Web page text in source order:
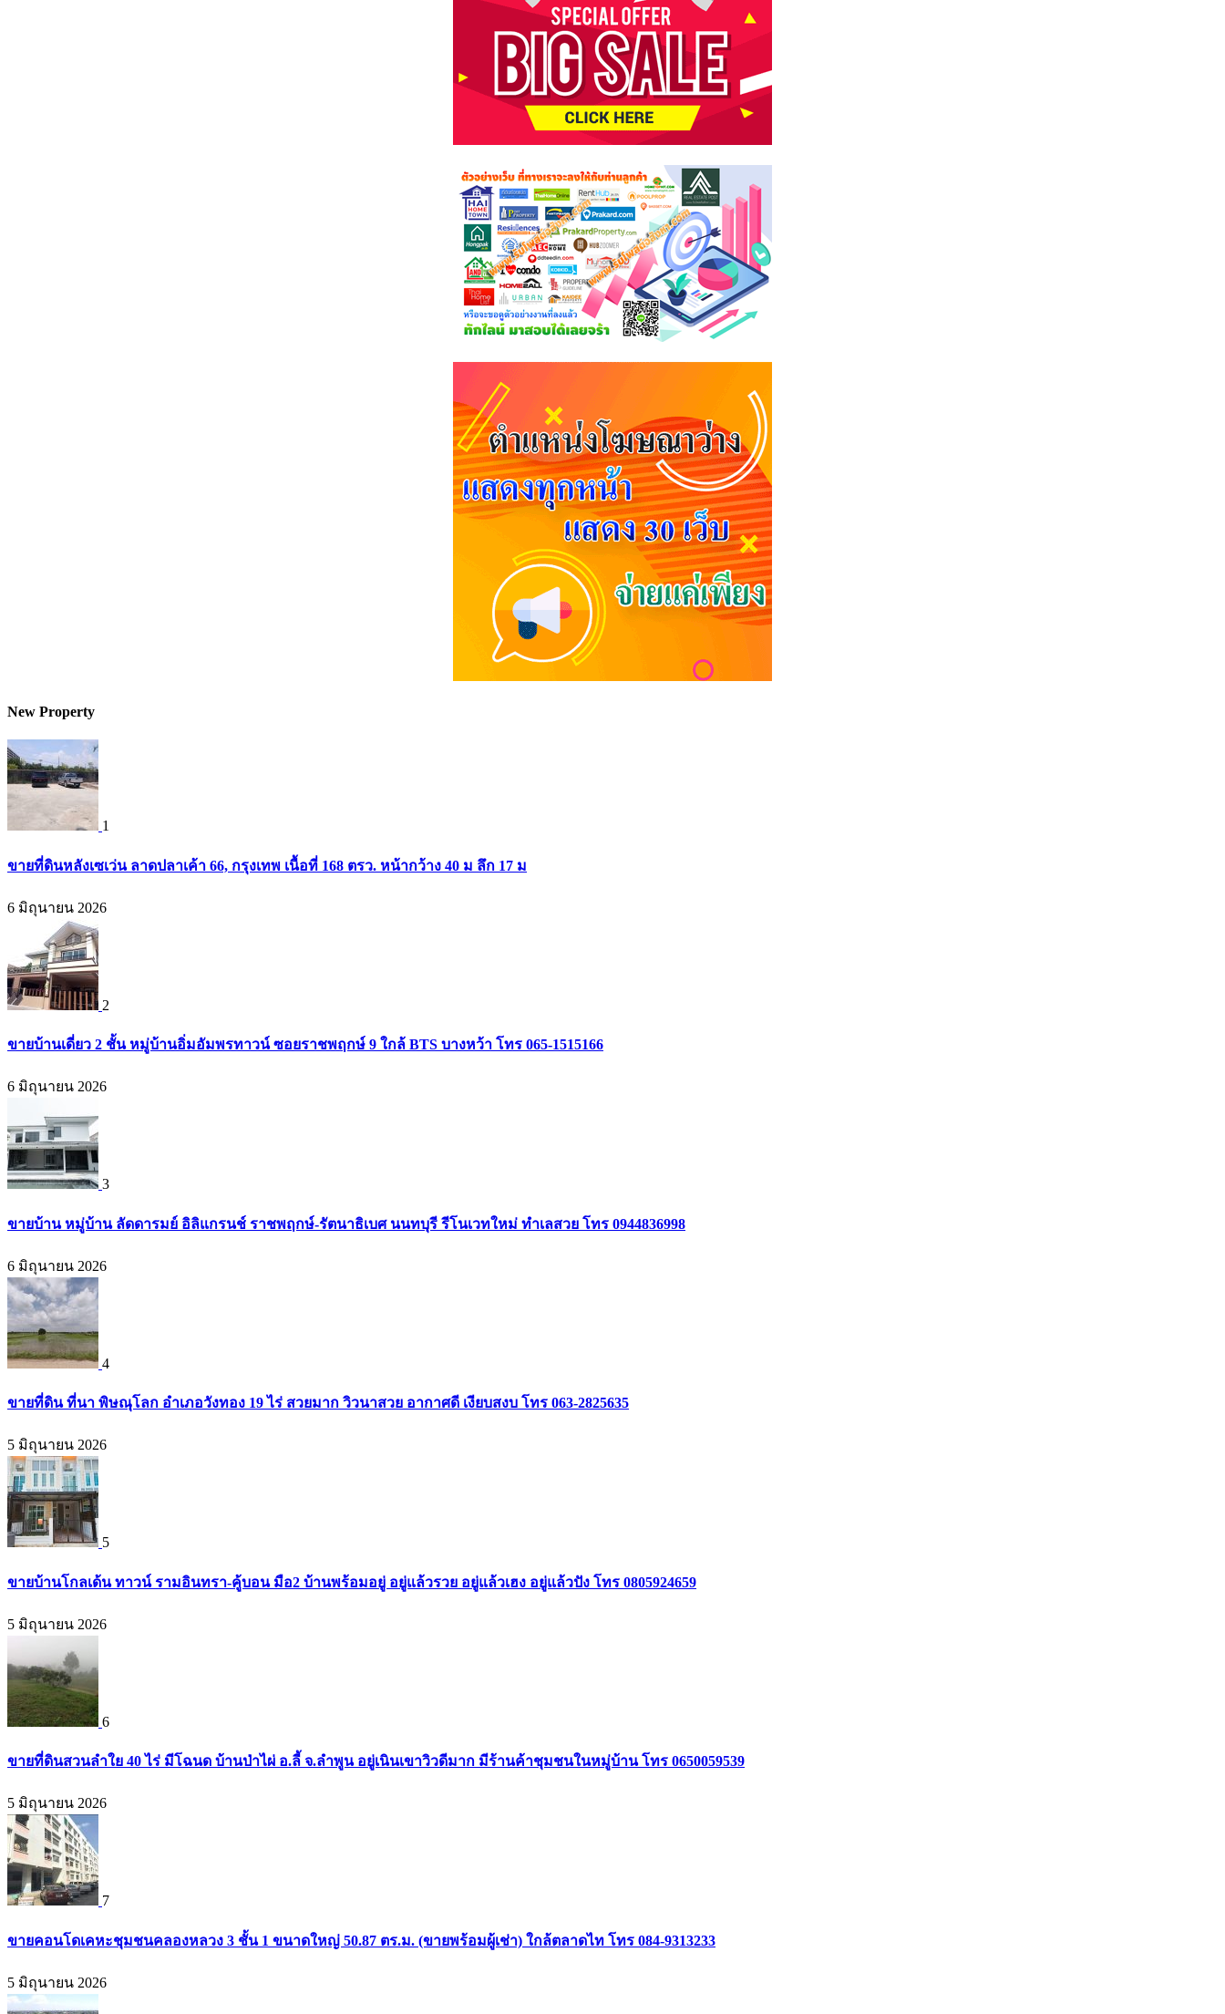
New Property
1
ขายที่ดินหลังเซเว่น ลาดปลาเค้า 66, กรุงเทพ เนื้อที่ 168 ตรว. หน้ากว้าง 40 ม ลึก 17 ม
6 มิถุนายน 2026
2
ขายบ้านเดี่ยว 2 ชั้น หมู่บ้านอิ่มอัมพรทาวน์ ซอยราชพฤกษ์ 9 ใกล้ BTS บางหว้า โทร 065-1515166
6 มิถุนายน 2026
3
ขายบ้าน หมู่บ้าน ลัดดารมย์ อิลิแกรนช์ ราชพฤกษ์-รัตนาธิเบศ นนทบุรี รีโนเวทใหม่ ทำเลสวย โทร 0944836998
6 มิถุนายน 2026
4
ขายที่ดิน ที่นา พิษณุโลก อำเภอวังทอง 19 ไร่ สวยมาก วิวนาสวย อากาศดี เงียบสงบ โทร 063-2825635
5 มิถุนายน 2026
5
ขายบ้านโกลเด้น ทาวน์ รามอินทรา-คู้บอน มือ2 บ้านพร้อมอยู่ อยู่แล้วรวย อยู่แล้วเฮง อยู่แล้วปัง โทร 0805924659
5 มิถุนายน 2026
6
ขายที่ดินสวนลำใย 40 ไร่ มีโฉนด บ้านป่าไผ่ อ.ลี้ จ.ลำพูน อยู่เนินเขาวิวดีมาก มีร้านค้าชุมชนในหมู่บ้าน โทร 0650059539
5 มิถุนายน 2026
7
ขายคอนโดเคหะชุมชนคลองหลวง 3 ชั้น 1 ขนาดใหญ่ 50.87 ตร.ม. (ขายพร้อมผู้เช่า) ใกล้ตลาดไท โทร 084-9313233
5 มิถุนายน 2026